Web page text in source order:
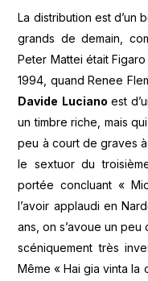
La distribution est d’un
grands de demain,
Peter Mattei était
1994, quand Renee
Davide Luciano est
un timbre riche, mais
peu à court de graves
le sextuor du
portée concluant «
l’avoir applaudi en
ans, on s’avoue un
scéniquement très
Même « Hai gia vinta la